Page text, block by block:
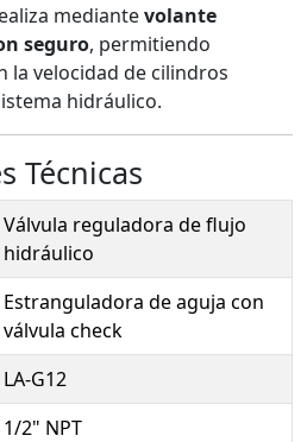
mediantevolante
seguro, permitiendo
la velocidad de cilindros
hidráulico.
Técnicas
Válvula reguladora de flujo
hidráulico
Estranguladora de aguja con
válvula check
LA-G12
1/2" NPT